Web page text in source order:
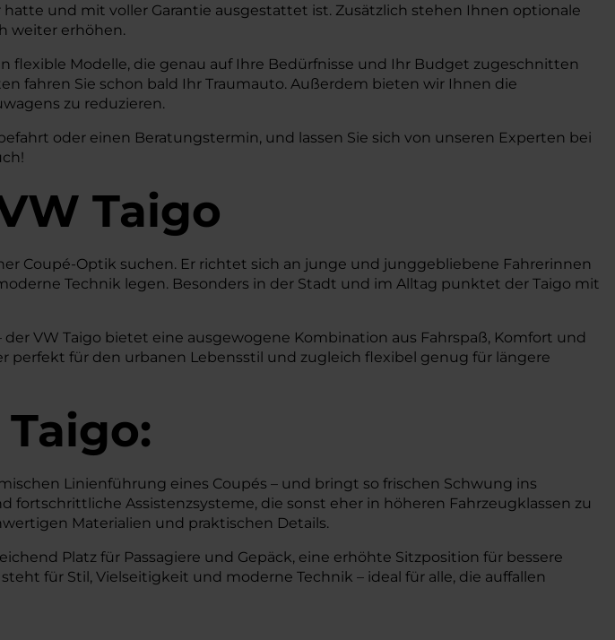
und mit voller Garantie ausgestattet ist. Zusätzlich stehen Ihnen optionale
weiter erhöhen.
flexible Modelle, die genau auf Ihre Bedürfnisse und Ihr Budget zugeschnitten
fahren Sie schon bald Ihr Traumauto. Außerdem bieten wir Ihnen die
zu reduzieren.
oder einen Beratungstermin, und lassen Sie sich von unseren Experten bei
Taigo
Coupé-Optik suchen. Er richtet sich an junge und junggebliebene Fahrerinnen
Technik legen. Besonders in der Stadt und im Alltag punktet der Taigo mit
VW Taigo bietet eine ausgewogene Kombination aus Fahrspaß, Komfort und
perfekt für den urbanen Lebensstil und zugleich flexibel genug für längere
Taigo:
Linienführung eines Coupés – und bringt so frischen Schwung ins
Assistenzsysteme, die sonst eher in höheren Fahrzeugklassen zu
Materialien und praktischen Details.
Platz für Passagiere und Gepäck, eine erhöhte Sitzposition für bessere
für Stil, Vielseitigkeit und moderne Technik – ideal für alle, die auffallen